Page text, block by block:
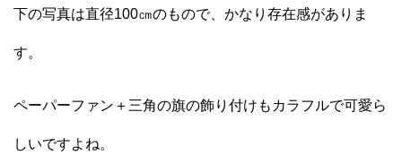
下の写真は直径100㎝のもので、かなり存在感がありま
す。
ペーパーファン＋三角の旗の飾り付けもカラフルで可愛ら
しいですよね。